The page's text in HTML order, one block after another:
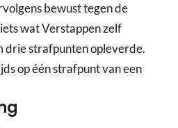
bewust tegen de
wat Verstappen zelf
drie strafpunten opleverde.
op één strafpunt van een